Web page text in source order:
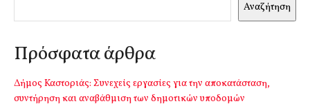
Αναζήτηση
Πρόσφατα άρθρα
Δήμος Καστοριάς: Συνεχείς εργασίες για την αποκατάσταση,
συντήρηση και αναβάθμιση των δημοτικών υποδομών